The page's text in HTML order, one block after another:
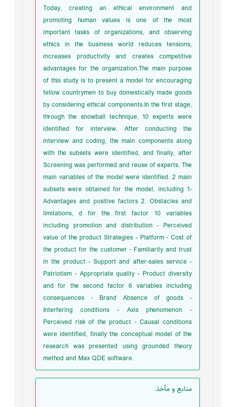
Today, creating an ethical environment and
promoting human values is one of the most
important tasks of organizations, and observing
ethics in the business world reduces tensions,
increases productivity and creates competitive
advantages for the organization.The main purpose
of this study is to present a model for encouraging
fellow countrymen to buy domestically made goods
by considering ethical components.In the first stage,
through the snowball technique, 10 experts were
identified for interview. After conducting the
interview and coding, the main components along
with the subsets were identified, and finally, after
Screening was performed and reuse of experts. The
main variables of the model were identified. 2 main
subsets were obtained for the model, including 1-
Advantages and positive factors 2. Obstacles and
limitations, d for the first factor 10 variables
including promotion and distribution - Perceived
value of the product Strategies - Platform - Cost of
the product for the customer - Familiarity and trust
in the product - Support and after-sales service -
Patriotism - Appropriate quality - Product diversity
and for the second factor 6 variables including
consequences - Brand Absence of goods -
Interfering conditions - Axis phenomenon -
Perceived risk of the product - Causal conditions
were identified, finally the conceptual model of the
research was presented using grounded theory
method and Max QDE software.
منابع و مأخذ: